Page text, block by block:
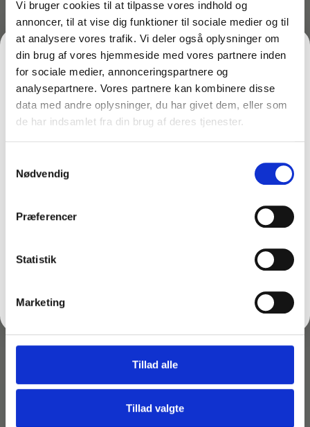
Vi bruger cookies til at tilpasse vores indhold og
annoncer, til at vise dig funktioner til sociale medier og til
at analysere vores trafik. Vi deler også oplysninger om
din brug af vores hjemmeside med vores partnere inden
for sociale medier, annonceringspartnere og
analysepartnere. Vores partnere kan kombinere disse
data med andre oplysninger, du har givet dem, eller som
de har indsamlet fra din brug af deres tjenester.
Nødvendig
Præferencer
Statistik
Marketing
Tillad alle
Tillad valgte
spritstander – Rustfri stål
249,00kr. inkl. moms
199,20 ekskl. moms
Læg i kurv
spritstander – Sort
249,00kr. inkl. moms
199,20
Læg i kurv
Spritstander med albue-
betjent dispenser – Sort –
719,20kr. ekskl. moms
Spritstander med albue-
betjent dispenser – Hvid
719,20kr. ekskl. moms
På lager
FÅ 10% PÅ DIN FØRSTE ORDRE